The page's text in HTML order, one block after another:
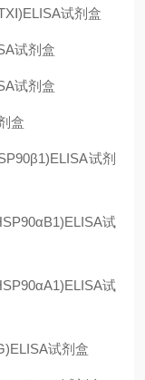
试剂盒
试剂盒
试剂盒
盒
试剂
试
试
试剂盒